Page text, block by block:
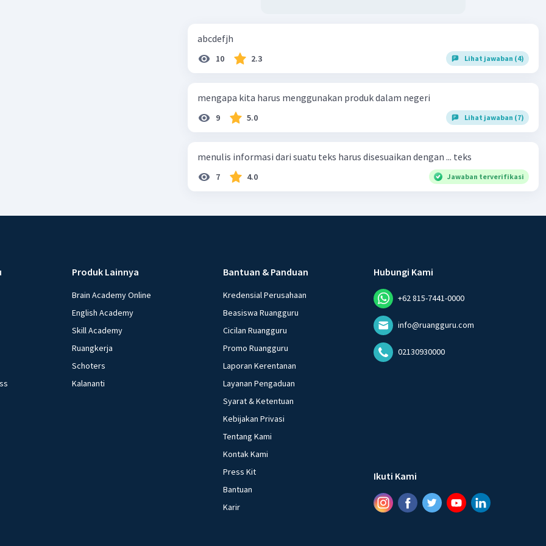
abcdefjh
10 2.3 Lihat jawaban (4)
mengapa kita harus menggunakan produk dalam negeri
9 5.0 Lihat jawaban (7)
menulis informasi dari suatu teks harus disesuaikan dengan ... teks
7 4.0 Jawaban terverifikasi
Produk Lainnya
Brain Academy Online
English Academy
Skill Academy
Ruangkerja
Schoters
Kalananti
Bantuan & Panduan
Kredensial Perusahaan
Beasiswa Ruangguru
Cicilan Ruangguru
Promo Ruangguru
Laporan Kerentanan
Layanan Pengaduan
Syarat & Ketentuan
Kebijakan Privasi
Tentang Kami
Kontak Kami
Press Kit
Bantuan
Karir
Hubungi Kami
+62 815-7441-0000
info@ruangguru.com
02130930000
Ikuti Kami